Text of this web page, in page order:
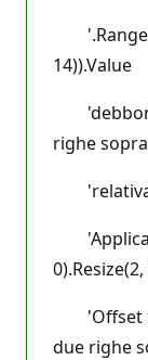
14)).Value
righe
'relativa
'Offset
due righe